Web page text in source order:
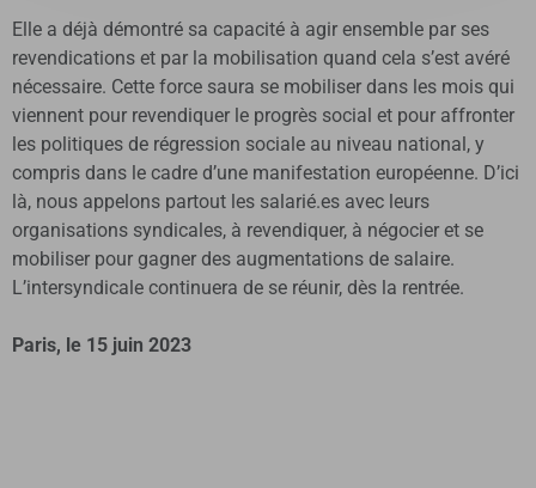
Elle a déjà démontré sa capacité à agir ensemble par ses
revendications et par la mobilisation quand cela s’est avéré
nécessaire. Cette force saura se mobiliser dans les mois qui
viennent pour revendiquer le progrès social et pour affronter
les politiques de régression sociale au niveau national, y
compris dans le cadre d’une manifestation européenne. D’ici
là, nous appelons partout les salarié.es avec leurs
organisations syndicales, à revendiquer, à négocier et se
mobiliser pour gagner des augmentations de salaire.
L’intersyndicale continuera de se réunir, dès la rentrée.
Paris, le 15 juin 2023